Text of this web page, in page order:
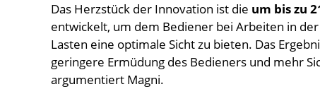
Das Herzstück der Innovation ist die um bis zu
entwickelt, um dem Bediener bei Arbeiten in
Lasten eine optimale Sicht zu bieten. Das
geringere Ermüdung des Bedieners und mehr
argumentiert Magni.